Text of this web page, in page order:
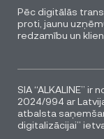
Pēc digitālās
proti, jaunu
redzamību un
SIA “ALKALINE”
2024/994 ar
atbalsta
digitalizācijai”